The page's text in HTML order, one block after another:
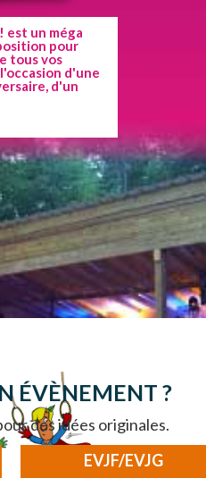
est un méga
pour
tous vos
d'une
d'un
ÉVÈNEMENT ?
des idées originales.
EVJF/EVJG